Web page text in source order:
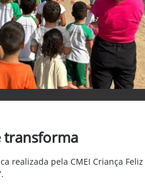
transforma
realizada pela CMEI Criança